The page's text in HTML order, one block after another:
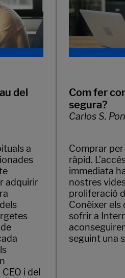
del
a
adquirir
i del
Com fer
segura?
Carlos S.
Comprar
ràpid.
immediata
nostres
proliferació
Conèixer
sofrir a
seguint una